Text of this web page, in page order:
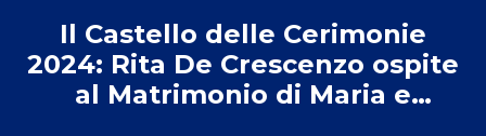
Il Castello delle Cerimonie
2024: Rita De Crescenzo ospite
al Matrimonio di Maria e